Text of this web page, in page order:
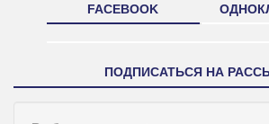
FACEBOOK
ПОДПИСАТЬСЯ НА